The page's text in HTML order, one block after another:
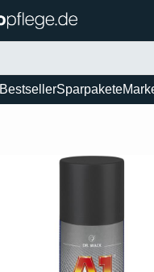
BestsellerSparpakete